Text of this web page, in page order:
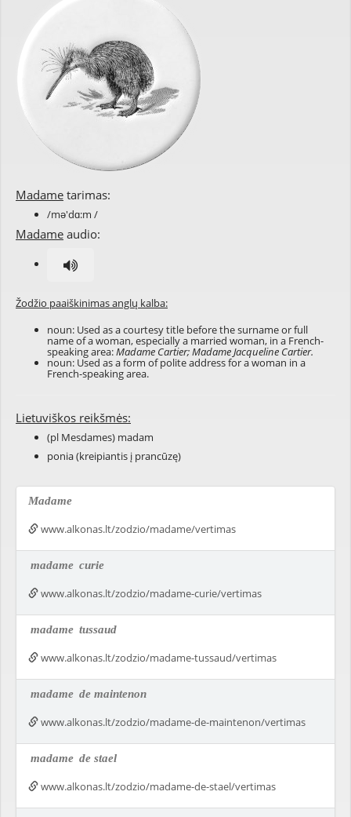
Madame tarimas:
/mə'dɑ:m /
Madame audio:
Žodžio paaiškinimas anglų kalba:
noun: Used as a courtesy title before the surname or full
name of a woman, especially a married woman, in a French-
speaking area:Madame Cartier; Madame Jacqueline Cartier.
noun: Used as a form of polite address for a woman in a
French-speaking area.
Lietuviškos reikšmės:
(pl Mesdames) madam
ponia (kreipiantis į prancūzę)
Madame
www.alkonas.lt/zodzio/madame/vertimas
madame curie
www.alkonas.lt/zodzio/madame-curie/vertimas
madame tussaud
www.alkonas.lt/zodzio/madame-tussaud/vertimas
madame de maintenon
www.alkonas.lt/zodzio/madame-de-maintenon/vertimas
madame de stael
www.alkonas.lt/zodzio/madame-de-stael/vertimas